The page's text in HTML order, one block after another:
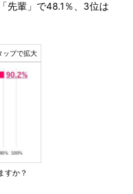
先輩」で48.1％、3位は
すか？